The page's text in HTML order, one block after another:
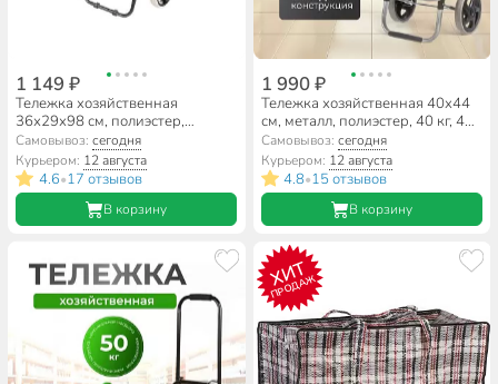
1 149 ₽
Тележка хозяйственная
36х29х98 см, полиэстер,
пластик, металл, 30 кг, с сумкой,
складная, Y6-1842
Самовывоз:сегодня
Курьером: 12 августа
4.6•17 отзывов
В корзину
1 990 ₽
Тележка хозяйственная 40х44
см, металл, полиэстер, 40 кг, 44
л, с сумкой, складная, A150001
Самовывоз: сегодня
Курьером: 12 августа
4.8•15 отзывов
В корзину
ХИТ
ПРОДАЖ